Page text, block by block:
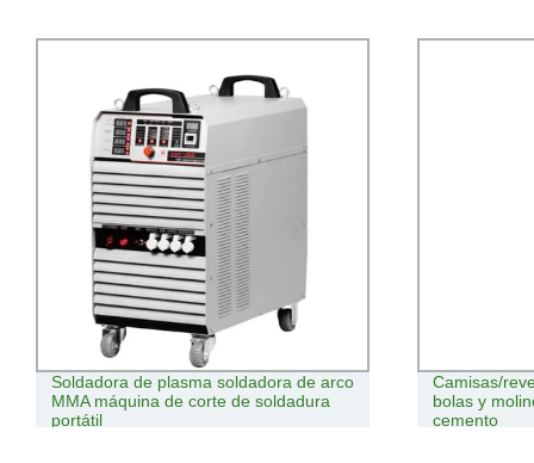
Soldadora de plasma soldadora de arco
MMA máquina de corte de soldadura
portátil
Camisas/
bolas y molino
cemento